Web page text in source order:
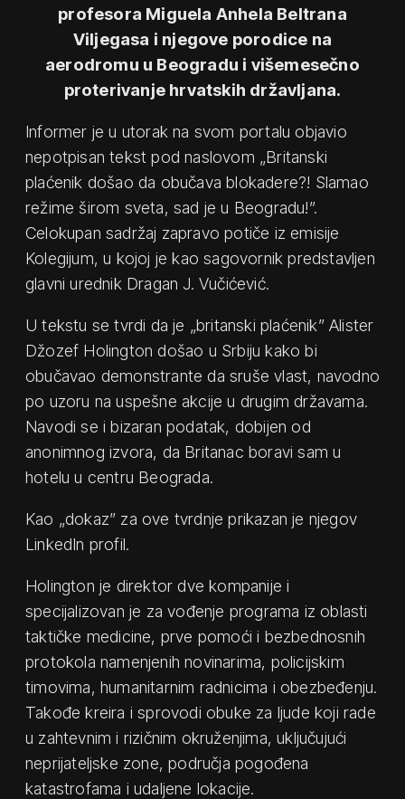
profesora Miguela Anhela Beltrana
Viljegasa i njegove porodice na
aerodromu u Beogradu i višemesečno
proterivanje hrvatskih državljana.
Informer je u utorak na svom portalu objavio
nepotpisan tekst pod naslovom „Britanski
plaćenik došao da obučava blokadere?! Slamao
režime širom sveta, sad je u Beogradu!”.
Celokupan sadržaj zapravo potiče iz emisije
Kolegijum, u kojoj je kao sagovornik predstavljen
glavni urednik Dragan J. Vučićević.
U tekstu se tvrdi da je „britanski plaćenik” Alister
Džozef Holington došao u Srbiju kako bi
obučavao demonstrante da sruše vlast, navodno
po uzoru na uspešne akcije u drugim državama.
Navodi se i bizaran podatak, dobijen od
anonimnog izvora, da Britanac boravi sam u
hotelu u centru Beograda.
Kao „dokaz” za ove tvrdnje prikazan je njegov
LinkedIn profil.
Holington je direktor dve kompanije i
specijalizovan je za vođenje programa iz oblasti
taktičke medicine, prve pomoći i bezbednosnih
protokola namenjenih novinarima, policijskim
timovima, humanitarnim radnicima i obezbeđenju.
Takođe kreira i sprovodi obuke za ljude koji rade
u zahtevnim i rizičnim okruženjima, uključujući
neprijateljske zone, područja pogođena
katastrofama i udaljene lokacije.